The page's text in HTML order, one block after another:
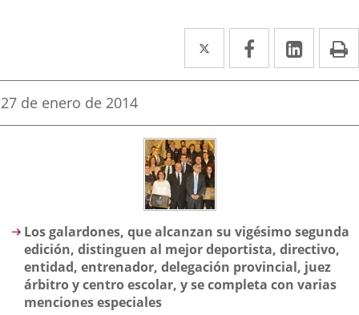
Twitter
Enlace
a
aplicación
externa.
Facebook
Enlace
a
aplicación
Enlace
a
Fecha
la
27 de enero de 2014
Descripción
Los galardones, que alcanzan su vigésimo segunda
edición, distinguen al mejor deportista, directivo,
entidad, entrenador, delegación provincial, juez
árbitro y centro escolar, y se completa con varias
menciones especiales